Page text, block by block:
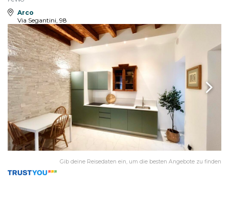
Arco
Via Segantini, 98
Gib deine Reisedaten ein, um die besten Angebote zu finden